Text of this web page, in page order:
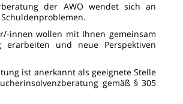
der AWO wendet sich an
innen wollen mit Ihnen gemeinsam
erarbeiten und neue Perspektiven
ist anerkannt als geeignete Stelle
gemäß § 305